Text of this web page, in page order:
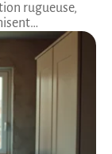
rugueuse,
…